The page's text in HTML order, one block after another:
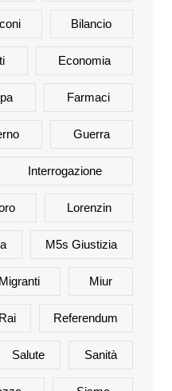
Bilancio
Economia
Farmaci
Guerra
Interrogazione
Lorenzin
M5s Giustizia
Migranti Miur
Rai Referendum
Salute Sanità